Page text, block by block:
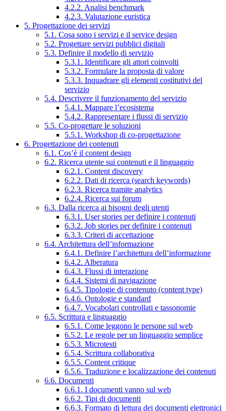
4.2.2. Analisi benchmark
4.2.3. Valutazione euristica
5. Progettazione dei servizi
5.1. Cosa sono i servizi e il service design
5.2. Progettare servizi pubblici digitali
5.3. Definire il modello di servizio
5.3.1. Identificare gli attori coinvolti
5.3.2. Formulare la proposta di valore
5.3.3. Inquadrare gli elementi costitutivi del
servizio
5.4. Descrivere il funzionamento del servizio
5.4.1. Mappare l’ecosistema
5.4.2. Rappresentare i flussi di servizio
5.5. Co-progettare le soluzioni
5.5.1. Workshop di co-progettazione
6. Progettazione dei contenuti
6.1. Cos’è il content design
6.2. Ricerca utente sui contenuti e il linguaggio
6.2.1. Content discovery
6.2.2. Dati di ricerca (search keywords)
6.2.3. Ricerca tramite analytics
6.2.4. Ricerca sui forum
6.3. Dalla ricerca ai bisogni degli utenti
6.3.1. User stories per definire i contenuti
6.3.2. Job stories per definire i contenuti
6.3.3. Criteri di accettazione
6.4. Architettura dell’informazione
6.4.1. Definire l’architettura dell’informazione
6.4.2. Alberatura
6.4.3. Flussi di interazione
6.4.4. Sistemi di navigazione
6.4.5. Tipologie di contenuto (content type)
6.4.6. Ontologie e standard
6.4.7. Vocabolari controllati e tassonomie
6.5. Scrittura e linguaggio
6.5.1. Come leggono le persone sul web
6.5.2. Le regole per un linguaggio semplice
6.5.3. Microtesti
6.5.4. Scrittura collaborativa
6.5.5. Content critique
6.5.6. Traduzione e localizzazione dei contenuti
6.6. Documenti
6.6.1. I documenti vanno sul web
6.6.2. Tipi di documenti
6.6.3. Formato di lettura dei documenti elettronici